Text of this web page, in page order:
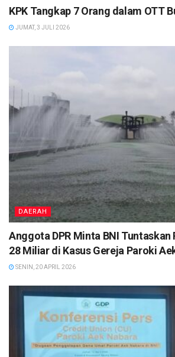
KPK Tangkap 7 Orang dalam OTT
JUMAT, 3 JULI 2026
DAERAH
Anggota DPR Minta BNI Tuntaskan
28 Miliar di Kasus Gereja Paroki
SENIN, 20 APRIL 2026